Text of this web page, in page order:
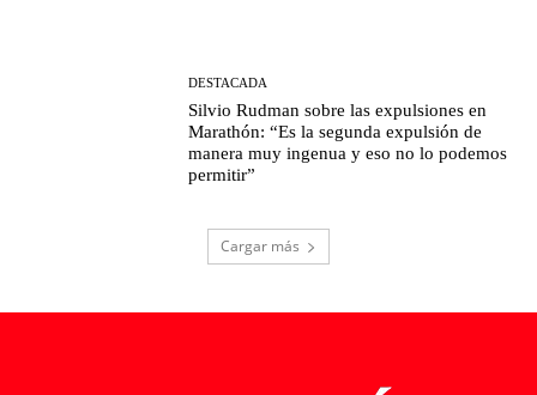
DESTACADA
Silvio Rudman sobre las expulsiones en
Marathón: “Es la segunda expulsión de
manera muy ingenua y eso no lo podemos
permitir”
Cargar más